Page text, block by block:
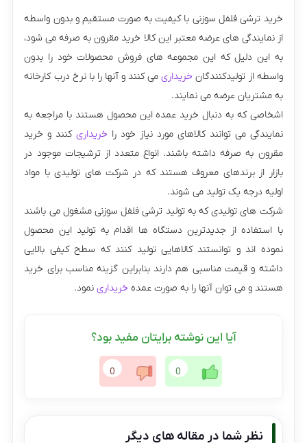
خرید ترشی فلفل سوزنی با کیفیت به صورت مستقیم و بدون واسطه
از نمایندگی ‌های عرضه معتبر این کالا خرید مقرون به صرفه می شود،
به این دلیل که این مجموعه های فروش محصولات خود را بدون
واسطه از تولیدکنندگان خریداریمی‌ کنند و آنها را با نرخ درب کارخانه
به مشتریان عرضه می نمایند.
اشخاصی که به دنبال خرید عمده این محصول هستند با مراجعه به
نمایندگی می ‌توانند کالاهای مورد نیاز خود را خریداریکنند و خرید
مقرون به صرفه داشته باشند. انواع متعدد از ترشیجات موجود در
بازار از برندهای معروف هستند که در شرکت های تولیدی با مواد
اولیه درجه یک تولید می‌ شوند.
شرکت های تولیدی که به تولید ترشی فلفل سوزنی مشغول می ‌باشند
با استفاده از جدیدترین دستگاه‌ ها اقدام به تولید این محصول
نموده اند و توانستند کالاهایی تولید کنند که سطح کیفی بالایی
داشته و قیمت مناسبی هم دارند بنابراین گزینه مناسب برای خرید
هستند و می توان آنها را به صورت عمده خریداری نمود.
آیا این نوشته برایتان مفید بود؟
0
0
نظر شما در مقاله های دیگر